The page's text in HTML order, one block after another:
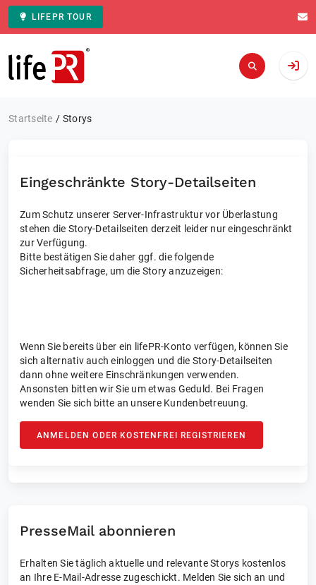
LIFEPR TOUR
Zur Startseite
Startseite Storys
Eingeschränkte Story-Detailseiten
Zum Schutz unserer Server-Infrastruktur vor Überlastung
stehen die Story-Detailseiten derzeit leider nur eingeschränkt
zur Verfügung.
Bitte bestätigen Sie daher ggf. die folgende
Sicherheitsabfrage, um die Story anzuzeigen:
Wenn Sie bereits über ein lifePR-Konto verfügen, können Sie
sich alternativ auch einloggen und die Story-Detailseiten
dann ohne weitere Einschränkungen verwenden.
Ansonsten bitten wir Sie um etwas Geduld. Bei Fragen
wenden Sie sich bitte an unsere Kundenbetreuung.
ANMELDEN ODER KOSTENFREI REGISTRIEREN
PresseMail abonnieren
Erhalten Sie täglich aktuelle und relevante Storys kostenlos
an Ihre E-Mail-Adresse zugeschickt. Melden Sie sich an und